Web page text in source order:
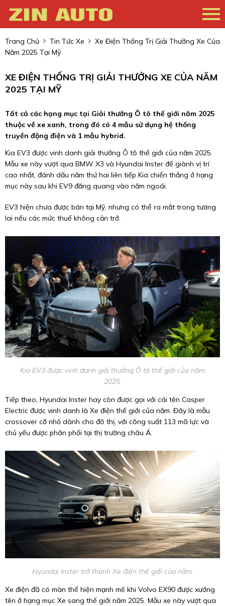
Trang Chủ Tin Tức Xe
Xe Điện Thống Trị Giải Thưởng Xe Của
Năm 2025 Tại Mỹ
XE ĐIỆN THỐNG TRỊ GIẢI THƯỞNG XE CỦA NĂM
2025 TẠI MỸ
Tất cả các hạng mục tại Giải thưởng Ô tô thế giới năm 2025
thuộc về xe xanh, trong đó có 4 mẫu sử dụng hệ thống
truyền động điện và 1 mẫu hybrid.
Kia EV3 được vinh danh giải thưởng Ô tô thế giới của năm 2025.
Mẫu xe này vượt qua BMW X3 và Hyundai Inster để giành vị trí
cao nhất, đánh dấu năm thứ hai liên tiếp Kia chiến thắng ở hạng
mục này sau khi EV9 đăng quang vào năm ngoái.
EV3 hiện chưa được bán tại Mỹ, nhưng có thể ra mắt trong tương
lai nếu các mức thuế không cản trở.
Kia EV3 được vinh danh giải thưởng Ô tô thế giới của năm
2025.
Tiếp theo, Hyundai Inster hay còn được gọi với cái tên Casper
Electric được vinh danh là Xe điện thế giới của năm. Đây là mẫu
crossover cỡ nhỏ dành cho đô thị, với công suất 113 mã lực và
chủ yếu được phân phối tại thị trường châu Á.
Hyundai Inster trở thành Xe điện thế giới của năm.
Xe điện đã có màn thể hiện mạnh mẽ khi Volvo EX90 được xướng
tên ở hạng mục Xe sang thế giới năm 2025. Mẫu xe này vượt qua